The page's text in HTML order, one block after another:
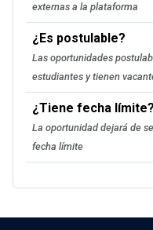
externas a la plataforma
¿Es postulable?
Las oportunidades
estudiantes y tienen
¿Tiene fecha límite?
La oportunidad dejará de
fecha límite